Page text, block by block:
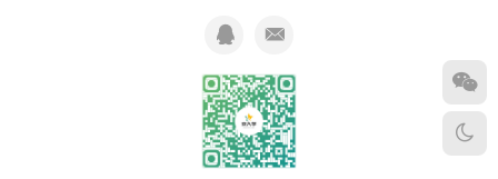
区妇幼保健院：助力托育服务高质量发展
区妇幼保健医院将发挥在儿童保健和婴幼儿早期发展方